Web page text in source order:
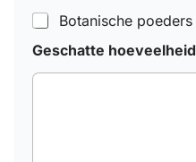
Botanische poeders
Geschatte hoeveelheid